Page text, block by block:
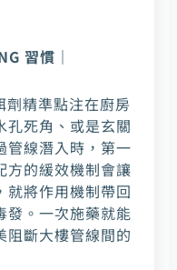
習慣｜
劑精準點注在廚房
孔死角、或是玄關
管線潛入時，第一
方的緩效機制會讓
就將作用機制帶回
發。一次施藥就能
阻斷大樓管線間的